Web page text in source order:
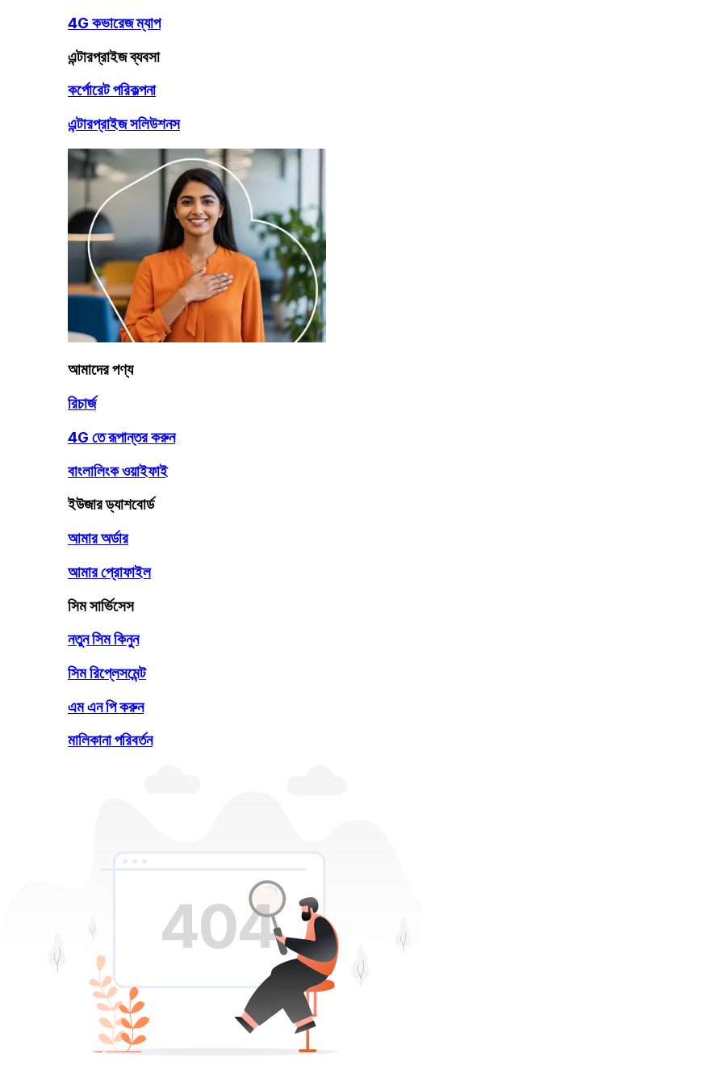
4G কভারেজ ম্যাপ
এন্টারপ্রাইজ ব্যবসা
কর্পোরেট পরিকল্পনা
এন্টারপ্রাইজ সলিউশনস
আমাদের পণ্য
রিচার্জ
4G তে রূপান্তর করুন
বাংলালিংক ওয়াইফাই
ইউজার ড্যাশবোর্ড
আমার অর্ডার
আমার প্রোফাইল
সিম সার্ভিসেস
নতুন সিম কিনুন
সিম রিপ্লেসমেন্ট
এম এন পি করুন
মালিকানা পরিবর্তন